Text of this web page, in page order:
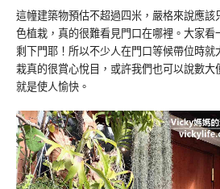
這幢建築物預估不超過四米，嚴格來說應
色植栽，真的很難看見門口在哪裡。大家看
剩下門耶！所以不少人在門口等候帶位時
栽真的很賞心悅目，或許我們也可以說數
就是使人愉快。